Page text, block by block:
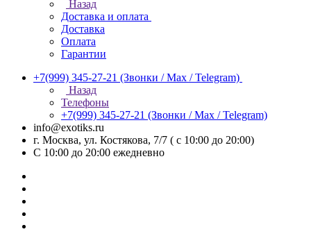
Назад
Доставка и оплата
Доставка
Оплата
Гарантии
+7(999) 345-27-21 (Звонки / Max / Telegram)
Назад
Телефоны
+7(999) 345-27-21 (Звонки / Max / Telegram)
info@exotiks.ru
г. Москва, ул. Костякова, 7/7 ( с 10:00 до 20:00)
С 10:00 до 20:00 ежедневно